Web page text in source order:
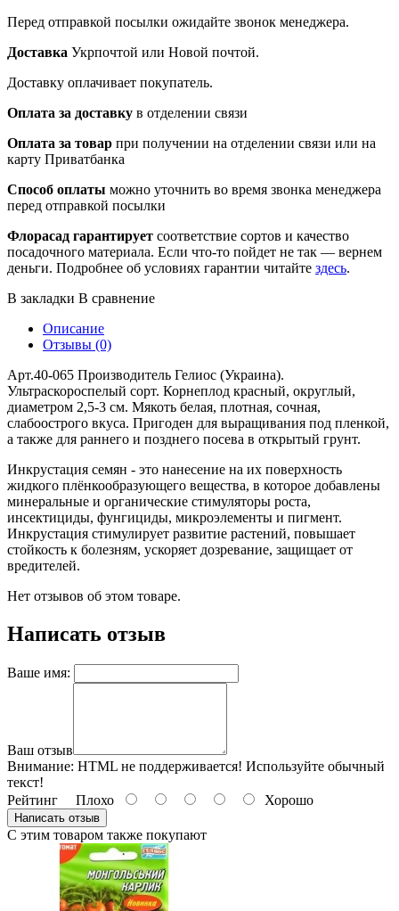
Перед отправкой посылки ожидайте звонок менеджера.
Доставка Укрпочтой или Новой почтой.
Доставку оплачивает покупатель.
Оплата за доставку в отделении связи
Оплата за товар при получении на отделении связи или на
карту Приватбанка
Способ оплаты можно уточнить во время звонка менеджера
перед отправкой посылки
Флорасад гарантирует соответствие сортов и качество
посадочного материала. Если что-то пойдет не так — вернем
деньги. Подробнее об условиях гарантии читайте здесь.
В закладки В сравнение
Описание
Отзывы (0)
Арт.40-065 Производитель Гелиос (Украина).
Ультраскороспелый сорт. Корнеплод красный, округлый,
диаметром 2,5-3 см. Мякоть белая, плотная, сочная,
слабоострого вкуса. Пригоден для выращивания под пленкой,
а также для раннего и позднего посева в открытый грунт.
Инкрустация семян - это нанесение на их поверхность
жидкого плёнкообразующего вещества, в которое добавлены
минеральные и органические стимуляторы роста,
инсектициды, фунгициды, микроэлементы и пигмент.
Инкрустация стимулирует развитие растений, повышает
стойкость к болезням, ускоряет дозревание, защищает от
вредителей.
Нет отзывов об этом товаре.
Написать отзыв
Ваше имя:
Ваш отзыв
Внимание: HTML не поддерживается! Используйте обычный
текст!
Рейтинг Плохо Хорошо
Написать отзыв
С этим товаром также покупают